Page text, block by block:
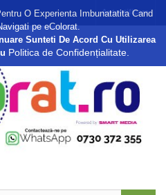
Autentificare
O Experienta Imbunatatita Cand
pe eColorat.
Sunteti De Acord Cu Utilizarea
Politica de Confidențialitate.